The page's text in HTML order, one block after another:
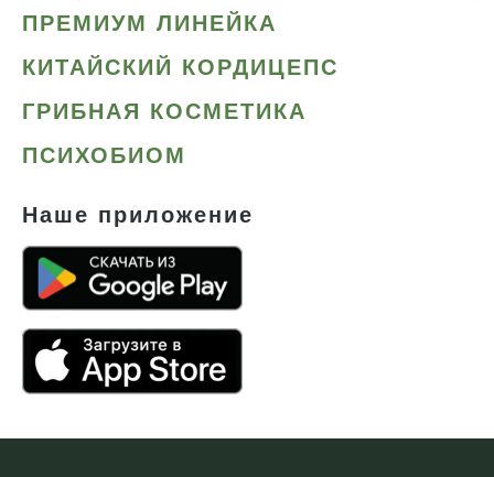
ПРЕМИУМ ЛИНЕЙКА
КИТАЙСКИЙ КОРДИЦЕПС
ГРИБНАЯ КОСМЕТИКА
ПСИХОБИОМ
Наше приложение